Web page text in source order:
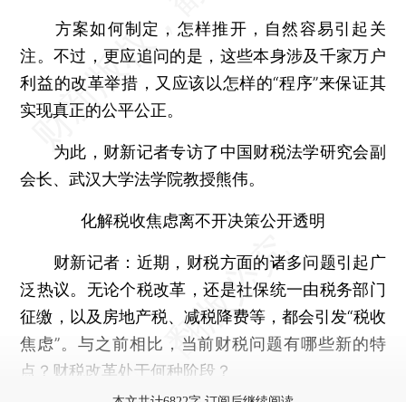
方案如何制定，怎样推开，自然容易引起关
注。不过，更应追问的是，这些本身涉及千家万户
利益的改革举措，又应该以怎样的“程序”来保证其
实现真正的公平公正。
为此，财新记者专访了中国财税法学研究会副
会长、武汉大学法学院教授熊伟。
化解税收焦虑离不开决策公开透明
财新记者： 近期，财税方面的诸多问题引起广
泛热议。无论个税改革，还是社保统一由税务部门
征缴，以及房地产税、减税降费等，都会引发“税收
焦虑”。与之前相比，当前财税问题有哪些新的特
点？财税改革处于何种阶段？